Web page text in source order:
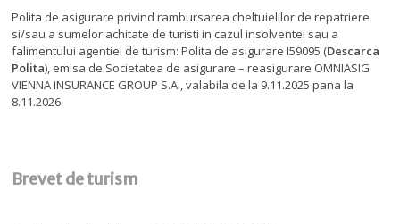
Polita de asigurare privind rambursarea cheltuielilor de repatriere
si/sau a sumelor achitate de turisti in cazul insolventei sau a
falimentului agentiei de turism: Polita de asigurare I59095 (Descarca
Polita), emisa de Societatea de asigurare – reasigurare OMNIASIG
VIENNA INSURANCE GROUP S.A., valabila de la 9.11.2025 pana la
8.11.2026.
Brevet de turism